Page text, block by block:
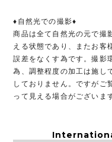
♦︎自然光での撮影♦︎
商品は全て自然光の元で撮
える状態であり、またお客
誤差をなくす為です。撮影
為、調整程度の加工は施し
しておりません。ですがご
って見える場合がございま